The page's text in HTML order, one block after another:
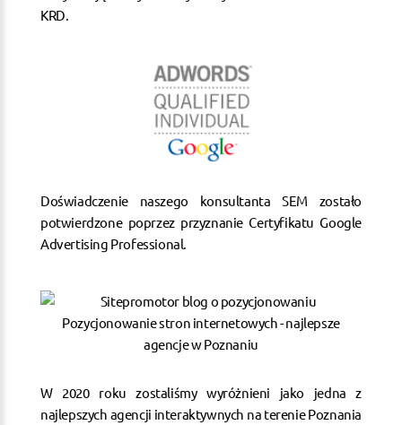
KRD.
Doświadczenie naszego konsultanta SEM zostało
potwierdzone poprzez przyznanie Certyfikatu Google
Advertising Professional.
W 2020 roku zostaliśmy wyróżnieni jako jedna z
najlepszych agencji interaktywnych na terenie Poznania